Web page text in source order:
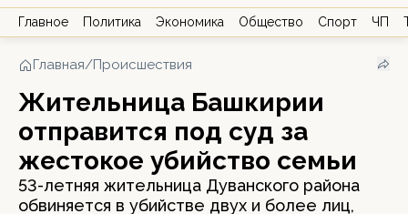
Главное Политика Экономика Общество Спорт ЧП
Главная/Происшествия
Жительница Башкирии
отправится под суд за
жестокое убийство семьи
53-летняя жительница Дуванского района
обвиняется в убийстве двух и более лиц,